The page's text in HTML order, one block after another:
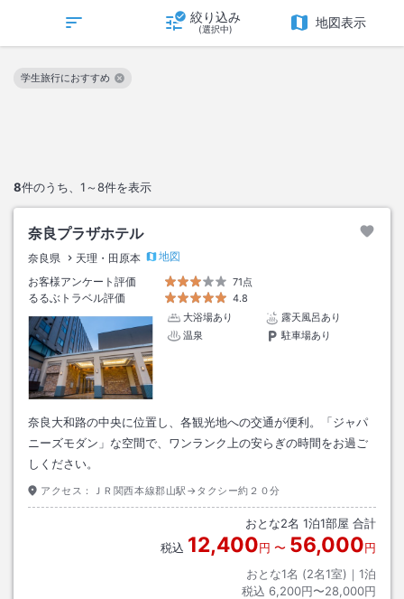
絞り込み
(選択中) 地図表示
8件のうち、 1～8件を表示
学生旅行におすすめ
この絞り込み条件を解除
奈良プラザホテル
奈良県 天理・田原本
地図
お客様アンケート評価
71点
るるぶトラベル評価
4.8
大浴場あり
露天風呂あり
温泉
駐車場あり
奈良大和路の中央に位置し、各観光地への交通が便利。「ジャパ
ニーズモダン」な空間で、ワンランク上の安らぎの時間をお過ご
しください。
アクセス： ＪＲ関西本線郡山駅→タクシー約２０分
おとな2名 1泊1部屋 合計
税込 12,400円 〜 56,000円
おとな1名 (2名1室)｜ 1泊
税込 6,200円〜28,000円